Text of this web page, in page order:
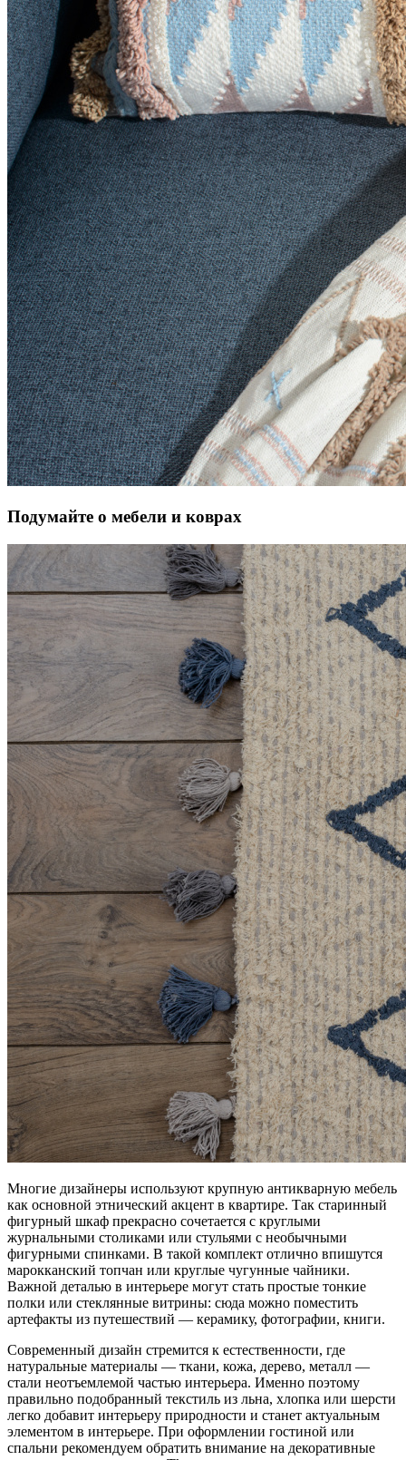
Подумайте о мебели и коврах
Многие дизайнеры используют крупную антикварную мебель
как основной этнический акцент в квартире. Так старинный
фигурный шкаф прекрасно сочетается с круглыми
журнальными столиками или стульями с необычными
фигурными спинками. В такой комплект отлично впишутся
марокканский топчан или круглые чугунные чайники.
Важной деталью в интерьере могут стать простые тонкие
полки или стеклянные витрины: сюда можно поместить
артефакты из путешествий — керамику, фотографии, книги.
Современный дизайн стремится к естественности, где
натуральные материалы — ткани, кожа, дерево, металл —
стали неотъемлемой частью интерьера. Именно поэтому
правильно подобранный текстиль из льна, хлопка или шерсти
легко добавит интерьеру природности и станет актуальным
элементом в интерьере. При оформлении гостиной или
спальни рекомендуем обратить внимание на декоративные